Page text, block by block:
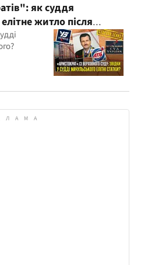
як суддя
житло після